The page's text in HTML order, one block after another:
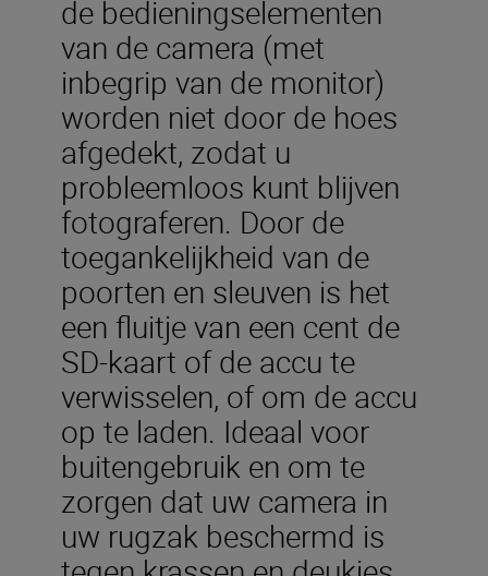
de bedieningselementen
van de camera (met
inbegrip van de monitor)
worden niet door de hoes
afgedekt, zodat u
probleemloos kunt blijven
fotograferen. Door de
toegankelijkheid van de
poorten en sleuven is het
een fluitje van een cent de
SD-kaart of de accu te
verwisselen, of om de accu
op te laden. Ideaal voor
buitengebruik en om te
zorgen dat uw camera in
uw rugzak beschermd is